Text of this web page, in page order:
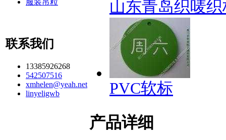
联系我们
13385926268
542507516
xmhelen@yeah.net
linyeligwb
山东青岛织唛
PVC软标
产品详细